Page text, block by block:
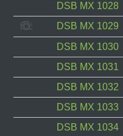
DSB MX 1028
DSB MX 1029
DSB MX 1030
DSB MX 1031
DSB MX 1032
DSB MX 1033
DSB MX 1034